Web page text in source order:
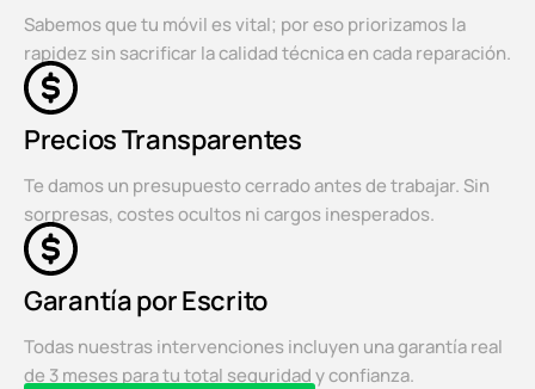
Sabemos que tu móvil es vital; por eso priorizamos la
rapidez sin sacrificar la calidad técnica en cada reparación.
Precios Transparentes
Te damos un presupuesto cerrado antes de trabajar. Sin
sorpresas, costes ocultos ni cargos inesperados.
Garantía por Escrito
Todas nuestras intervenciones incluyen una garantía real
de 3 meses para tu total seguridad y confianza.